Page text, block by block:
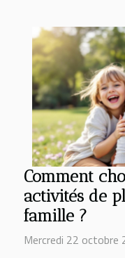
Comment
activités de
famille ?
Mercredi 22 octobre